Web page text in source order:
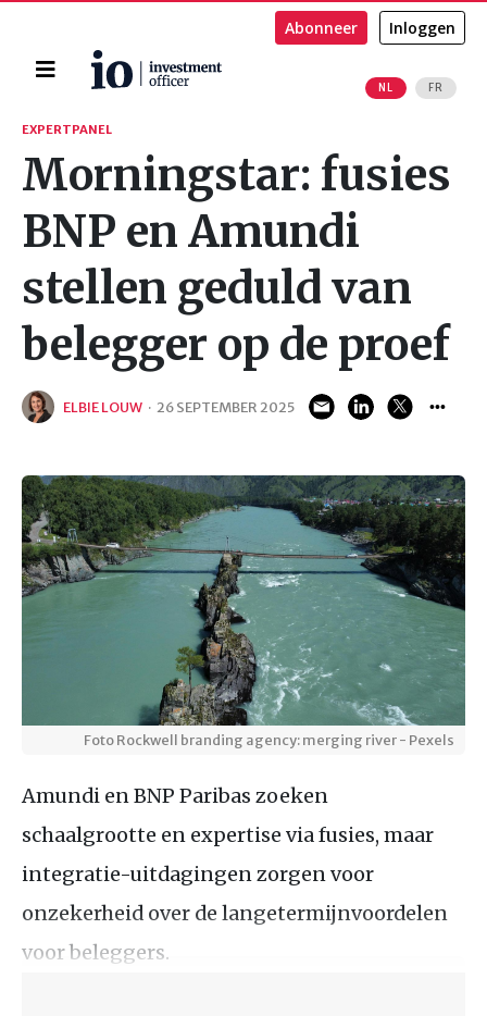
Home
NL FR
Abonneer Inloggen
Zoeken
EXPERTPANEL
Morningstar: fusies
BNP en Amundi
stellen geduld van
belegger op de proef
ELBIE LOUW · 26 SEPTEMBER 2025
Foto Rockwell branding agency: merging river - Pexels
Amundi en BNP Paribas zoeken
schaalgrootte en expertise via fusies, maar
integratie-uitdagingen zorgen voor
onzekerheid over de langetermijnvoordelen
voor beleggers.